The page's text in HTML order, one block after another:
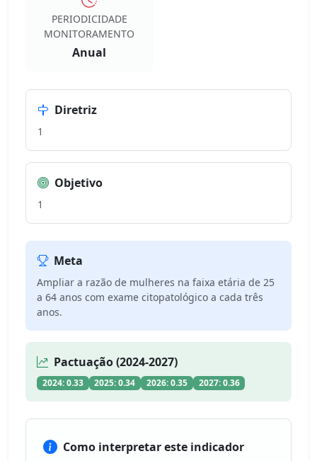
PERIODICIDADE
MONITORAMENTO
Anual
Diretriz
1
Objetivo
1
Meta
Ampliar a razão de mulheres na faixa etária de 25
a 64 anos com exame citopatológico a cada três
anos.
Pactuação (2024-2027)
2024: 0.33 2025: 0.34 2026: 0.35 2027: 0.36
Como interpretar este indicador